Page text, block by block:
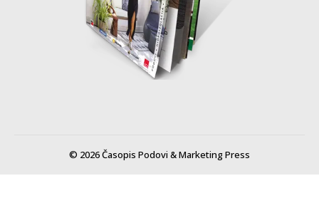
© 2026 Časopis Podovi & Marketing Press